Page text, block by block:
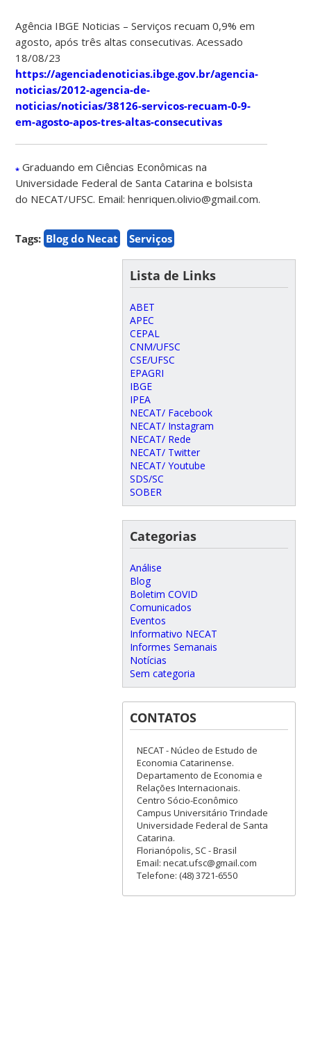
Agência IBGE Noticias – Serviços recuam 0,9% em
agosto, após três altas consecutivas. Acessado
18/08/23
https://agenciadenoticias.ibge.gov.br/agencia-
noticias/2012-agencia-de-
noticias/noticias/38126-servicos-recuam-0-9-
em-agosto-apos-tres-altas-consecutivas
* Graduando em Ciências Econômicas na
Universidade Federal de Santa Catarina e bolsista
do NECAT/UFSC. Email: henriquen.olivio@gmail.com.
Tags: Blog do Necat Serviços
Lista de Links
ABET
APEC
CEPAL
CNM/UFSC
CSE/UFSC
EPAGRI
IBGE
IPEA
NECAT/ Facebook
NECAT/ Instagram
NECAT/ Rede
NECAT/ Twitter
NECAT/ Youtube
SDS/SC
SOBER
Categorias
Análise
Blog
Boletim COVID
Comunicados
Eventos
Informativo NECAT
Informes Semanais
Notícias
Sem categoria
CONTATOS
NECAT - Núcleo de Estudo de
Economia Catarinense.
Departamento de Economia e
Relações Internacionais.
Centro Sócio-Econômico
Campus Universitário Trindade
Universidade Federal de Santa
Catarina.
Florianópolis, SC - Brasil
Email: necat.ufsc@gmail.com
Telefone: (48) 3721-6550